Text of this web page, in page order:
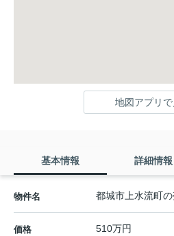
地図アプリで
基本情報 詳細情報
物件名 都城市上水流町
価格 510万円